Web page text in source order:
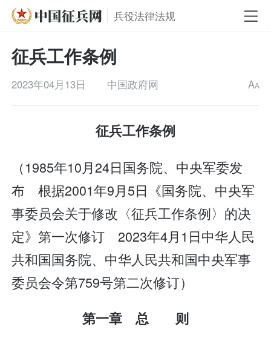
兵役法律法规
征兵工作条例
2023年04月13日 中国政府网 AA
征兵工作条例
（1985年10月24日国务院、中央军委发
布 根据2001年9月5日《国务院、中央军
事委员会关于修改〈征兵工作条例〉的决
定》第一次修订 2023年4月1日中华人民
共和国国务院、中华人民共和国中央军事
委员会令第759号第二次修订）
第一章 总 则